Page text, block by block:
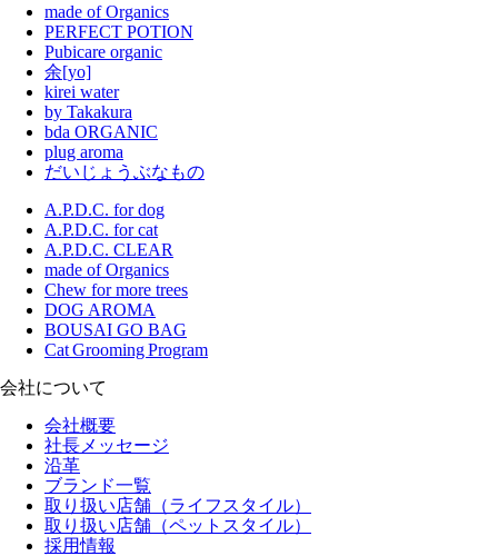
made of Organics
PERFECT POTION
Pubicare organic
余[yo]
kirei water
by Takakura
bda ORGANIC
plug aroma
だいじょうぶなもの
A.P.D.C. for dog
A.P.D.C. for cat
A.P.D.C. CLEAR
made of Organics
Chew for more trees
DOG AROMA
BOUSAI GO BAG
Cat Grooming Program
会社について
会社概要
社長メッセージ
沿革
ブランド一覧
取り扱い店舗（ライフスタイル）
取り扱い店舗（ペットスタイル）
採用情報